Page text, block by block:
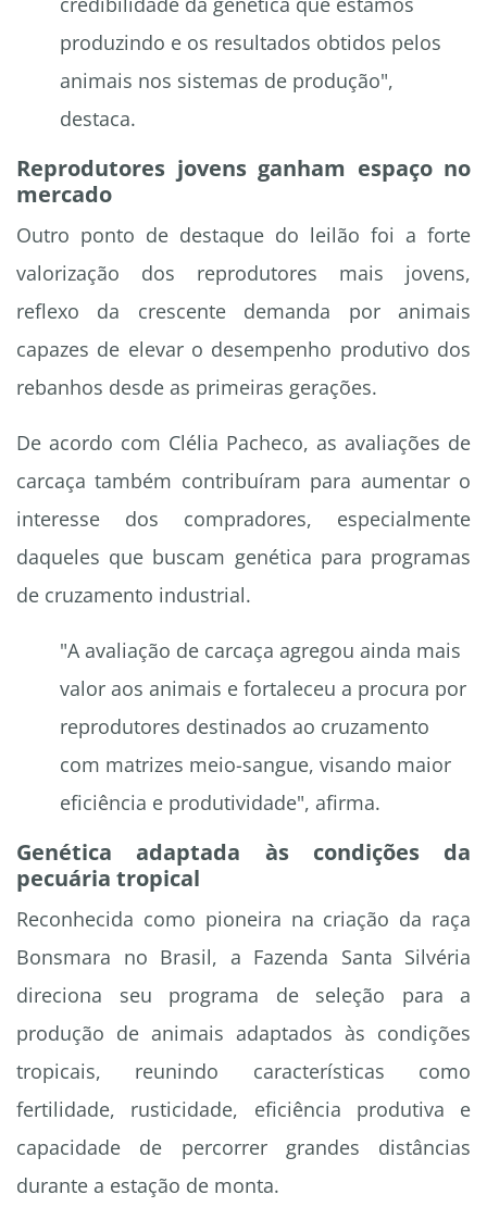
produzindo e os resultados obtidos pelos
animais nos sistemas de produção",
destaca.
Reprodutores jovens ganham espaço no
mercado
Outro ponto de destaque do leilão foi a forte
valorização dos reprodutores mais jovens,
reflexo da crescente demanda por animais
capazes de elevar o desempenho produtivo dos
rebanhos desde as primeiras gerações.
De acordo com Clélia Pacheco, as avaliações de
carcaça também contribuíram para aumentar o
interesse dos compradores, especialmente
daqueles que buscam genética para programas
de cruzamento industrial.
"A avaliação de carcaça agregou ainda mais
valor aos animais e fortaleceu a procura por
reprodutores destinados ao cruzamento
com matrizes meio-sangue, visando maior
eficiência e produtividade", afirma.
Genética adaptada às condições da
pecuária tropical
Reconhecida como pioneira na criação da raça
Bonsmara no Brasil, a Fazenda Santa Silvéria
direciona seu programa de seleção para a
produção de animais adaptados às condições
tropicais, reunindo características como
fertilidade, rusticidade, eficiência produtiva e
capacidade de percorrer grandes distâncias
durante a estação de monta.